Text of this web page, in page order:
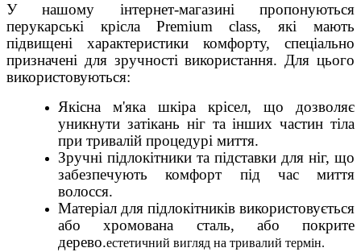
У нашому інтернет-магазині пропонуються
перукарські крісла
Premium class, які мають
підвищені характеристики комфорту, спеціально
призначені для зручності використання. Для цього
використовуються:
Якісна м'яка шкіра крісел, що дозволяє
уникнути затікань ніг та інших частин тіла
при тривалій процедурі миття.
Зручні підлокітники та підставки для ніг, що
забезпечують комфорт під час миття
волосся.
Матеріал для підлокітників використовується
або хромована сталь, або покрите
дерево.естетичний вигляд на тривалий термін.